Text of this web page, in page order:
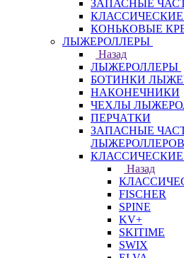
ЗАПАСНЫЕ
КОНЬКОВЫЕ
ЛЫЖЕРОЛЛЕРЫ
Назад
ЛЫЖЕРОЛЛЕРЫ
БОТИНКИ
НАКОНЕЧНИКИ
ЧЕХЛЫ
ПЕРЧАТКИ
ЗАПАСНЫЕ
ЛЫЖЕРОЛЛЕРОВ
Назад
FISCHER
SPINE
KV+
SKITIME
SWIX